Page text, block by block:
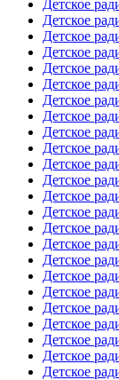
Детское
Детское
Детское
Детское
Детское
Детское
Детское
Детское
Детское
Детское
Детское
Детское
Детское
Детское
Детское
Детское
Детское
Детское
Детское
Детское
Детское
Детское
Детское
Детское